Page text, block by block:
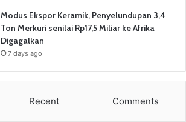
Modus Ekspor Keramik, Penyelundupan 3,4
Ton Merkuri senilai Rp17,5 Miliar ke Afrika
Digagalkan
7 days ago
Recent Comments